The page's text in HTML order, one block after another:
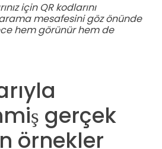
için QR kodlarını
mesafesini göz önünde
hem görünür hem de
gerçek
örnekler